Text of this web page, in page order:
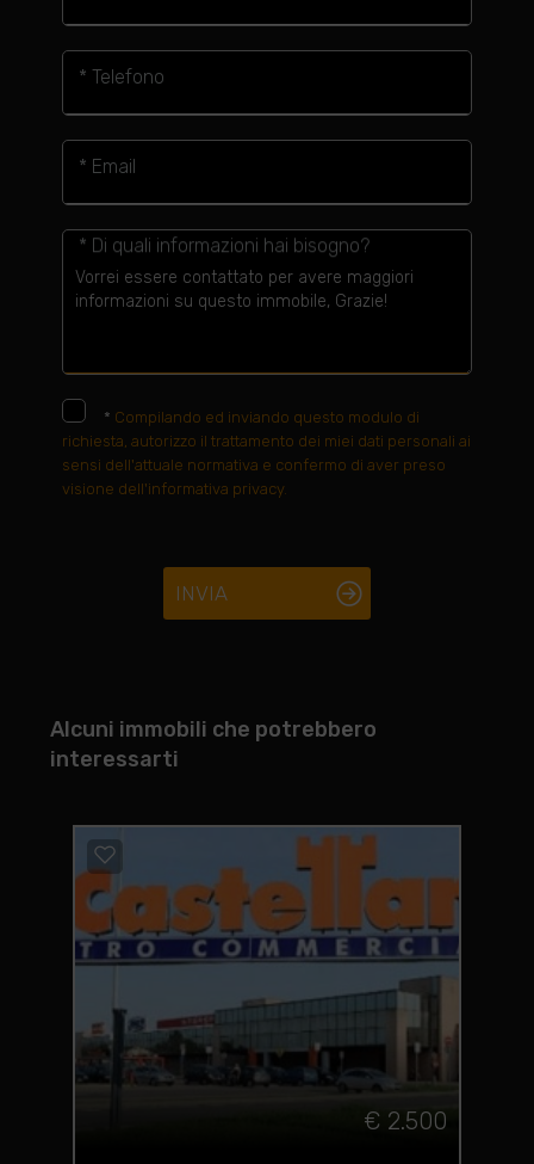
* Telefono
* Email
* Di quali informazioni hai bisogno?
* Compilando ed inviando questo modulo di
richiesta, autorizzo il trattamento dei miei dati personali ai
sensi dell'attuale normativa e confermo di aver preso
visione dell'informativa privacy.
INVIA
Alcuni immobili che potrebbero
interessarti
€ 2.500